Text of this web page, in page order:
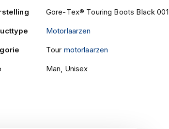
Gore-Tex® Touring Boots Black 001
Motorlaarzen
Tour motorlaarzen
Man, Unisex